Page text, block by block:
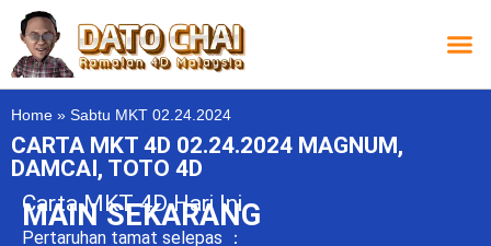
Home » Sabtu MKT 02.24.2024
CARTA MKT 4D 02.24.2024 MAGNUM,
DAMCAI, TOTO 4D
Carta MKT 4D Hari Ini
MAIN SEKARANG
Pertaruhan tamat selepas ：